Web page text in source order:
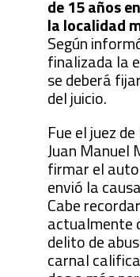
de 15 años
la localidad
Según
finalizada la
se deberá
del juicio.
Fue el juez
Juan Manuel
firmar el
envió la
Cabe
actualmente
delito de
carnal